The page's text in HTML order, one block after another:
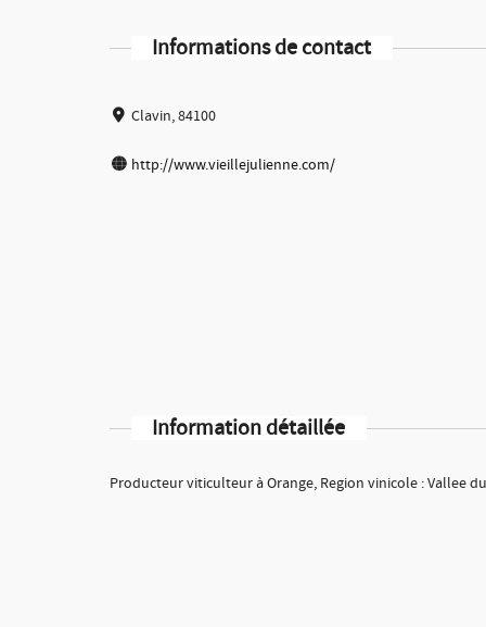
Informations de contact
Clavin, 84100
http://www.vieillejulienne.com/
Information détaillée
Producteur viticulteur à Orange, Region vinicole : Vallee